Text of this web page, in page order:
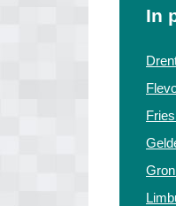
In